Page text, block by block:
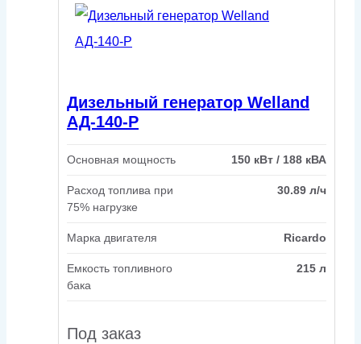
Дизельный генератор Welland
АД-140-Р
Основная мощность 150 кВт / 188 кВА
Расход топлива при
75% нагрузке
30.89 л/ч
Марка двигателя Ricardo
Емкость топливного
бака
215 л
Под заказ